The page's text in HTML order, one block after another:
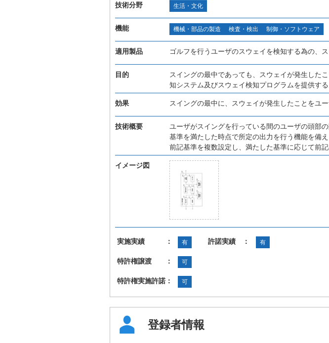
技術分野 生活・文化
機能 機械・部品の製造 検査・検出 制御・ソフトウェア
適用製品 ゴルフを行うユーザのスウェイを検知する為の、
目的
スイングの最中であっても、スウェイが発生した
知システム及びスウェイ検知プログラムを提供する
効果 スイングの最中に、スウェイが発生したことをユ
技術概要
ユーザがスイングを行っている間のユーザの頭部
基準を満たした時点で所定の出力を行う機能を備え
前記基準を複数設定し、満たした基準に応じて前
イメージ図
実施実績 ： 有 許諾実績 ： 有
特許権譲渡 ： 可
特許権実施許諾： 可
登録者情報